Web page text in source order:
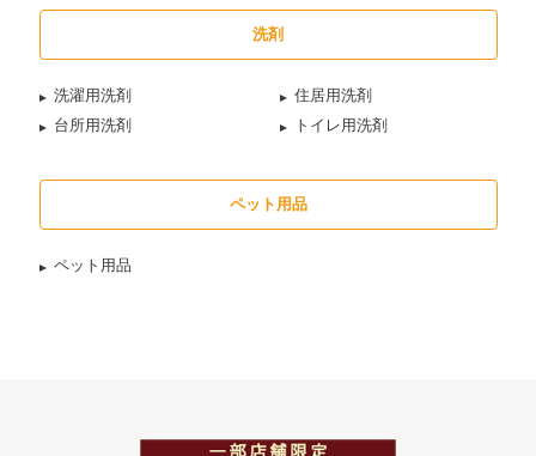
洗剤
洗濯用洗剤
住居用洗剤
台所用洗剤
トイレ用洗剤
ペット用品
ペット用品